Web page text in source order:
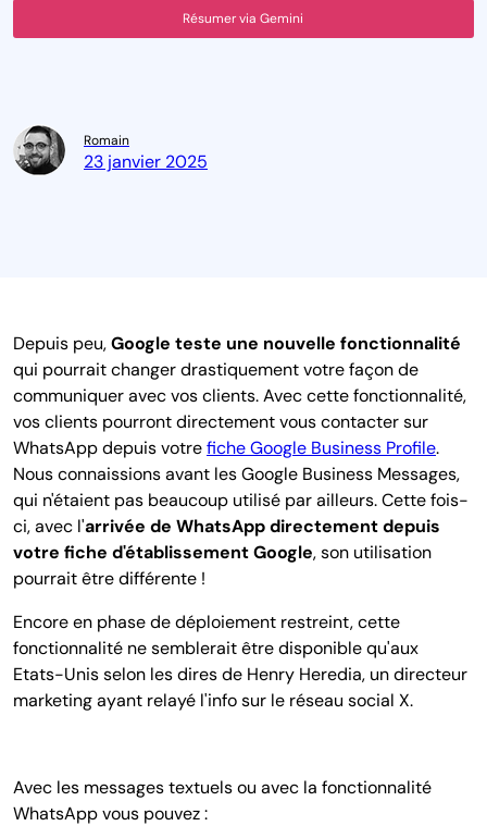
Résumer via Gemini
Romain
23 janvier 2025
Depuis peu,Google teste une nouvelle fonctionnalité
qui pourrait changer drastiquement votre façon de
communiquer avec vos clients. Avec cette fonctionnalité,
vos clients pourront directement vous contacter sur
WhatsApp depuis votrefiche Google Business Profile.
Nous connaissions avant les Google Business Messages,
qui n'étaient pas beaucoup utilisé par ailleurs. Cette fois-
ci, avec l'arrivée de WhatsApp directement depuis
votre fiche d'établissement Google, son utilisation
pourrait être différente !
Encore en phase de déploiement restreint, cette
fonctionnalité ne semblerait être disponible qu'aux
Etats-Unis selon les dires de Henry Heredia, un directeur
marketing ayant relayé l'info sur le réseau social X.
Avec les messages textuels ou avec la fonctionnalité
WhatsApp vous pouvez :